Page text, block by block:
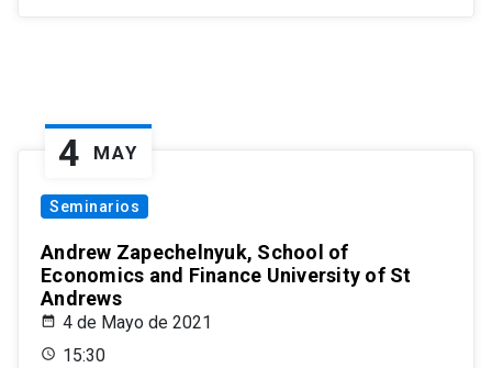
4 MAY
Seminarios
Andrew Zapechelnyuk, School of
Economics and Finance University of St
Andrews
4 de Mayo de 2021
15:30